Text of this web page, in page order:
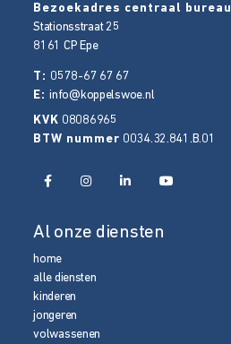
Bezoekadres centraal bureau
Stationsstraat 25
8161 CP Epe
T: 0578-67 67 67
E:info@koppelswoe.nl
KVK 08086965
BTW nummer 0034.32.841.B.01
Al onze diensten
home
alle diensten
kinderen
jongeren
volwassenen